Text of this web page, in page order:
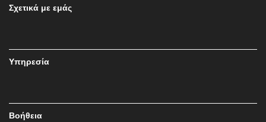
Σχετικά με εμάς
Υπηρεσία
Βοήθεια